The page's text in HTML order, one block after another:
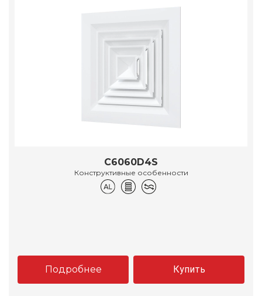
C6060D4S
Конструктивные особенности
Подробнее Купить